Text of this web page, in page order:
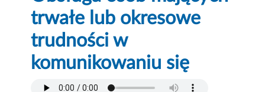
trwałe lub okresowe
trudności w
komunikowaniu się